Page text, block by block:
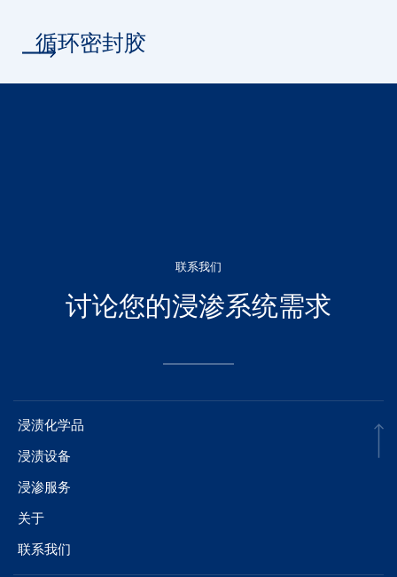
循环密封胶
联系我们
讨论您的浸渗系统需求
浸渍化学品
浸渍设备
浸渗服务
关于
联系我们